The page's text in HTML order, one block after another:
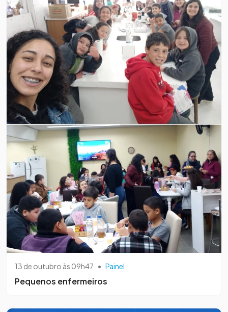
13 de outubro às 09h47 • Painel
Pequenos enfermeiros